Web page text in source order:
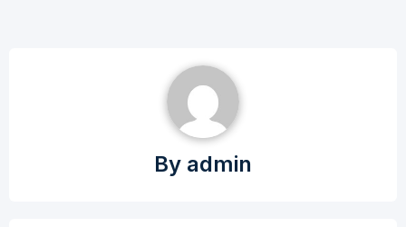
By admin